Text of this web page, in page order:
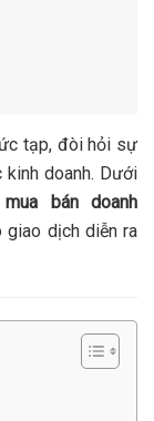
tạp, đòi hỏi sự
kinh doanh. Dưới
bán doanh
dịch diễn ra